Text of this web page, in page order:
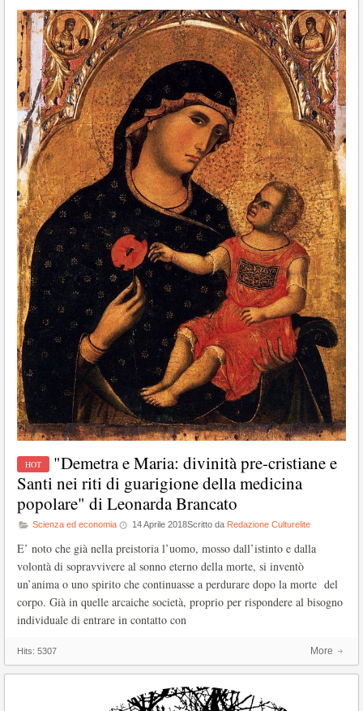
"Demetra e Maria: divinità pre-cristiane e
Santi nei riti di guarigione della medicina
popolare" di Leonarda Brancato
Scienza ed economia 14 Aprile 2018Scritto da Redazione Culturelite
E’ noto che già nella preistoria l’uomo, mosso dall’istinto e dalla
volontà di sopravvivere al sonno eterno della morte, si inventò
un’anima o uno spirito che continuasse a perdurare dopo la morte del
corpo. Già in quelle arcaiche società, proprio per rispondere al bisogno
individuale di entrare in contatto con
Hits: 5307 More